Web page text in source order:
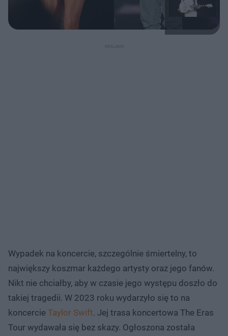
Wypadek na koncercie, szczególnie śmiertelny, to
największy koszmar każdego artysty oraz jego fanów.
Nikt nie chciałby, aby w czasie jego występu doszło do
takiej tragedii. W 2023 roku wydarzyło się to na
koncercie Taylor Swift. Jej trasa koncertowa The Eras
Tour wydawała się bez skazy. Ogłoszona została